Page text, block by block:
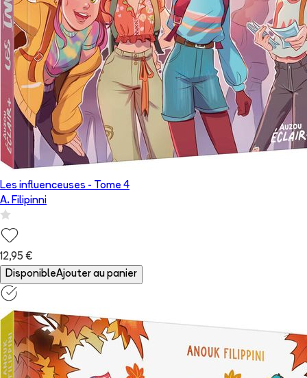
Les influenceuses - Tome 4
A. Filipinni
12,95 €
DisponibleAjouter au panier